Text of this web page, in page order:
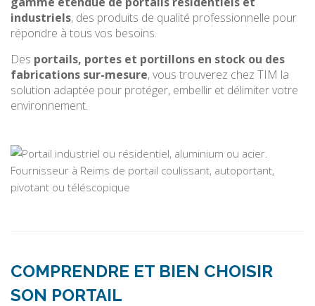
industriels, des produits de qualité professionnelle pour
répondre à tous vos besoins.
Des portails, portes et portillons en stock ou des
fabrications sur-mesure, vous trouverez chez TIM la
solution adaptée pour protéger, embellir et délimiter votre
environnement.
COMPRENDRE ET BIEN CHOISIR
SON PORTAIL